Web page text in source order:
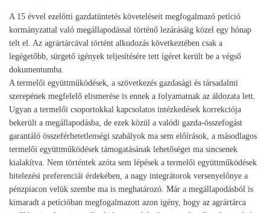
A 15 évvel ezelőtti gazdatüntetés követeléseit megfogalmazó petíció
kormányzattal való megállapodással történő lezárásáig közel egy hónap
telt el. Az agrártárcával történt alkudozás következtében csak a
legégetőbb, sürgető igények teljesítésére tett ígéret került be a végső
dokumentumba.
A termelői együttműködések, a szövetkezés gazdasági és társadalmi
szerepének megfelelő elismerése is ennek a folyamatnak az áldozata lett.
Ugyan a termelői csoportokkal kapcsolatos intézkedések korrekciója
bekerült a megállapodásba, de ezek közül a valódi gazda-összefogást
garantáló összeférhetetlenségi szabályok ma sem előírások, a másodlagos
termelői együttműködések támogatásának lehetőségei ma sincsenek
kialakítva. Nem történtek azóta sem lépések a termelői együttműködések
hitelezési preferenciái érdekében, a nagy integrátorok versenyelőnye a
pénzpiacon velük szembe ma is meghatározó. Már a megállapodásból is
kimaradt a petícióban megfogalmazott azon igény, hogy az agrártárca